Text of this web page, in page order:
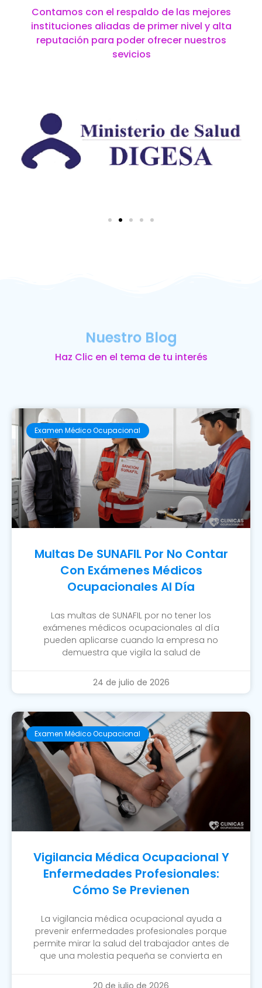
Contamos con el respaldo de las mejores
instituciones aliadas de primer nivel y alta
reputación para poder ofrecer nuestros
sevicios
Nuestro Blog
Haz Clic en el tema de tu interés
Examen Médico Ocupacional
Multas De SUNAFIL Por No Contar
Con Exámenes Médicos
Ocupacionales Al Día
Las multas de SUNAFIL por no tener los
exámenes médicos ocupacionales al día
pueden aplicarse cuando la empresa no
demuestra que vigila la salud de
24 de julio de 2026
Examen Médico Ocupacional
Vigilancia Médica Ocupacional Y
Enfermedades Profesionales:
Cómo Se Previenen
La vigilancia médica ocupacional ayuda a
prevenir enfermedades profesionales porque
permite mirar la salud del trabajador antes de
que una molestia pequeña se convierta en
20 de julio de 2026